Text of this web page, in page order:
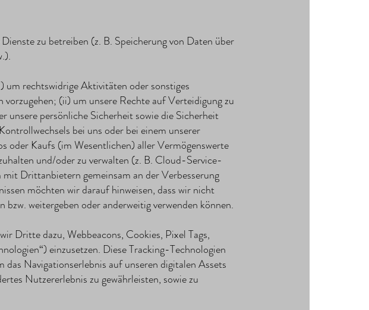
zu betreiben (z. B. Speicherung von Daten über
rechtswidrige Aktivitäten oder sonstiges
vorzugehen; (ii) um unsere Rechte auf Verteidigung zu
unsere persönliche Sicherheit sowie die Sicherheit
bei uns oder bei einem unserer
oder Kaufs (im Wesentlichen) aller Vermögenswerte
und/oder zu verwalten (z. B. Cloud-Service-
Drittanbietern gemeinsam an der Verbesserung
möchten wir darauf hinweisen, dass wir nicht
weitergeben oder anderweitig verwenden können.
Dritte dazu, Webbeacons, Cookies, Pixel Tags,
einzusetzen. Diese Tracking-Technologien
Navigationserlebnis auf unseren digitalen Assets
Nutzererlebnis zu gewährleisten, sowie zu